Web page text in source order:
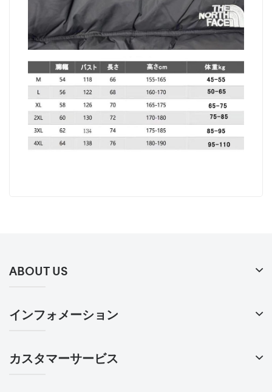
ABOUT US
インフォメーション
カスタマーサービス